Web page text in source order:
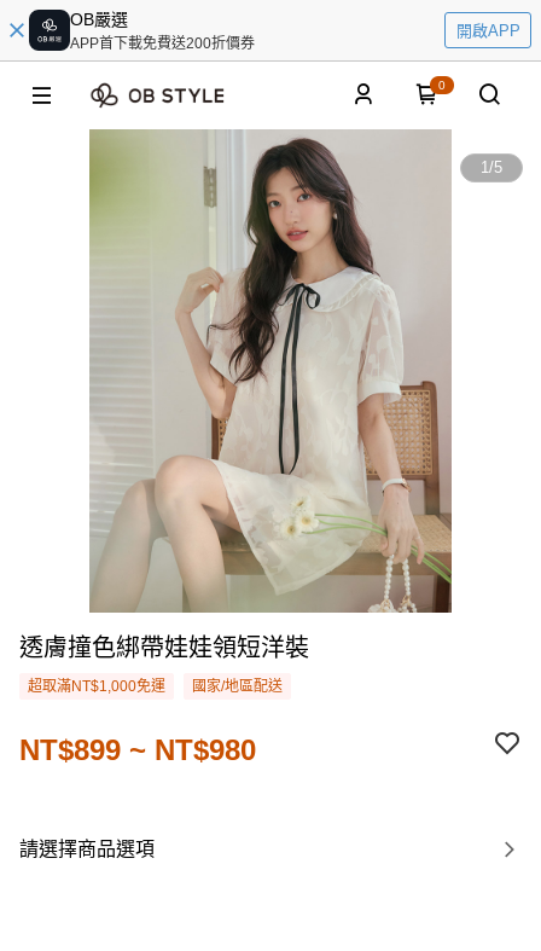
OB嚴選
APP首下載免費送200折價券
開啟APP
0
1/5
透膚撞色綁帶娃娃領短洋裝
超取滿NT$1,000免運 國家/地區配送
NT$899 ~ NT$980
請選擇商品選項